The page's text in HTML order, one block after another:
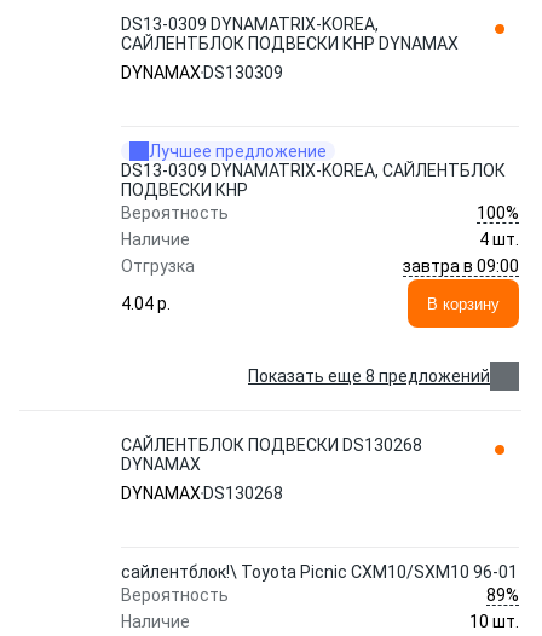
DS13-0309 DYNAMATRIX-KOREA,
САЙЛЕНТБЛОК ПОДВЕСКИ КНР DYNAMAX
DYNAMAX DS130309
Лучшее предложение
DS13-0309 DYNAMATRIX-KOREA, САЙЛЕНТБЛОК
ПОДВЕСКИ КНР
Вероятность
100%
Наличие
4 шт.
Отгрузка
завтра в 09:00
4.04 p.
В корзину
Показать еще 8 предложений
САЙЛЕНТБЛОК ПОДВЕСКИ DS130268
DYNAMAX
DYNAMAX DS130268
сайлентблок!\ Toyota Picnic CXM10/SXM10 96-01
Вероятность
89%
Наличие
10 шт.